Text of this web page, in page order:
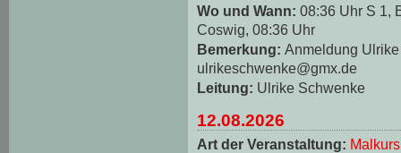
Wo und Wann: 08:36 Uhr S 1,
Coswig, 08:36 Uhr
Bemerkung: Anmeldung
ulrikeschwenke@gmx.de
Leitung: Ulrike Schwenke
12.08.2026
Art der Veranstaltung: Malkurs